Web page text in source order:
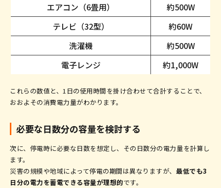
エアコン（6畳用）
約500W
テレビ（32型）
約60W
洗濯機
約500W
電子レンジ
約1,000W
これらの数値と、1日の使用時間を掛け合わせて合計することで、
おおよその消費電力量がわかります。
必要な日数分の容量を検討する
次に、停電時に必要な日数を想定し、その日数分の電力量を計算し
ます。
災害の規模や地域によって停電の期間は異なりますが、最低でも3
日分の電力を蓄電できる容量が理想的です。